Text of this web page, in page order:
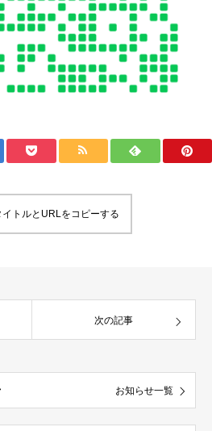
イトルとURLをコピーする
次の記事
お知らせ一覧